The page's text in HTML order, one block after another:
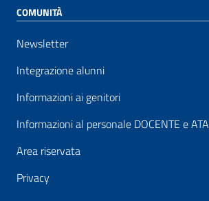
COMUNITÀ
Newsletter
Integrazione alunni
Informazioni ai genitori
Informazioni al personale DOCENTE e ATA
Area riservata
Privacy